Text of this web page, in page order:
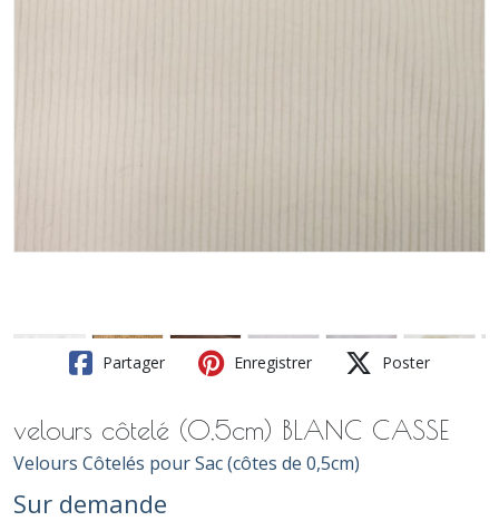
Partager Enregistrer Poster
velours côtelé (0,5cm) BLANC CASSE
Velours Côtelés pour Sac (côtes de 0,5cm)
Sur demande